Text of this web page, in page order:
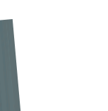
dovedit în
să automatizeze
și să asigure
furnizorii cu
aprovizionării